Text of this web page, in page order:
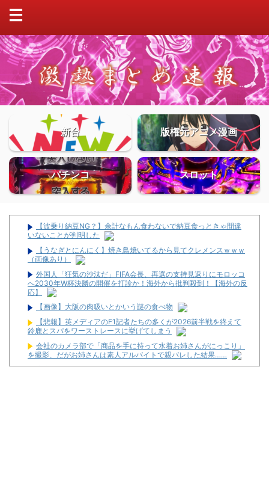
新台 版権元アニメ漫画
パチンコ スロット
【波乗り納豆NG？】余計なもん食わないで納豆食っときゃ間違
いないことが判明した
【うなぎとにんにく】焼き鳥焼いてるから見てクレメンスｗｗｗ
（画像あり）
外国人「狂気の沙汰だ」FIFA会長、再選の支持見返りにモロッコ
へ2030年W杯決勝の開催を打診か！海外から批判殺到！【海外の反
応】
【画像】大阪の肉吸いとかいう謎の食べ物
【悲報】英メディアのF1記者たちの多くが2026前半戦を終えて
鈴鹿とスパをワーストレースに挙げてしまう
会社のカメラ部で「商品を手に持って水着お姉さんがにっこり」
を撮影、だがお姉さんは素人アルバイトで親バレした結果……
高市首相、公用車を3000万円超の新型センチュリーSUVに変更